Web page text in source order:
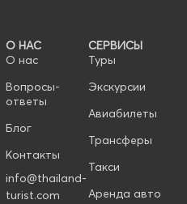
О НАС
О нас
Вопросы-
ответы
Блог
Контакты
info@thailand-
turist.com
СЕРВИСЫ
Туры
Экскурсии
Авиабилеты
Трансферы
Такси
Аренда авто